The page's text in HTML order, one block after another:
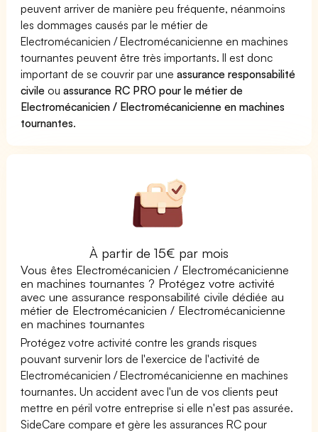
peuvent arriver de manière peu fréquente, néanmoins
les dommages causés par le métier de
Electromécanicien / Electromécanicienne en machines
tournantes peuvent être très importants. Il est donc
important de se couvrir par uneassurance responsabilité
civile ouassurance RC PRO pour le métier de
Electromécanicien / Electromécanicienne en machines
tournantes.
À partir de 15€ par mois
Vous êtes Electromécanicien / Electromécanicienne
en machines tournantes ? Protégez votre activité
avec une assurance responsabilité civile dédiée au
métier de Electromécanicien / Electromécanicienne
en machines tournantes
Protégez votre activité contre les grands risques
pouvant survenir lors de l'exercice de l'activité de
Electromécanicien / Electromécanicienne en machines
tournantes. Un accident avec l'un de vos clients peut
mettre en péril votre entreprise si elle n'est pas assurée.
SideCare compare et gère les assurances RC pour